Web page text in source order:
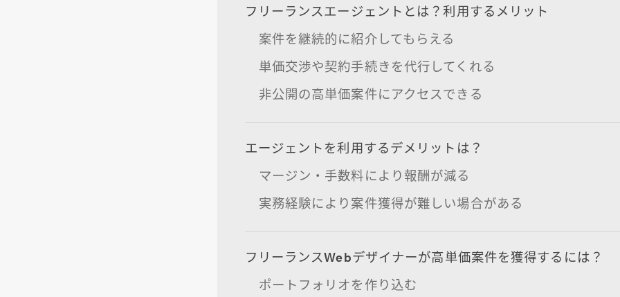
フリーランスエージェントとは？利用するメリット
案件を継続的に紹介してもらえる
単価交渉や契約手続きを代行してくれる
非公開の高単価案件にアクセスできる
エージェントを利用するデメリットは？
マージン・手数料により報酬が減る
実務経験により案件獲得が難しい場合がある
フリーランスWebデザイナーが高単価案件を獲得するには？
ポートフォリオを作り込む